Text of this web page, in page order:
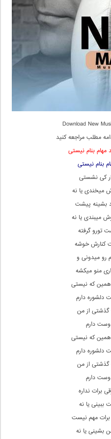
Download New
مطلب مراجعه کنید
مهام بنام نیستی
بنام نیستی
کی نشستی
میخندی یا نه
بشینه پیشت
میبندی یا نه
تورو گرفته
کنارش خوشه
رو میدونی و
منو میکشه
که نیستی
دلشوره دارم
گذشتی از من
دارم
که نیستی
دلشوره دارم
گذشتی از من
دارم
برات نداره
ببینی یا نه
برات مهم نیست
بشینی یا نه